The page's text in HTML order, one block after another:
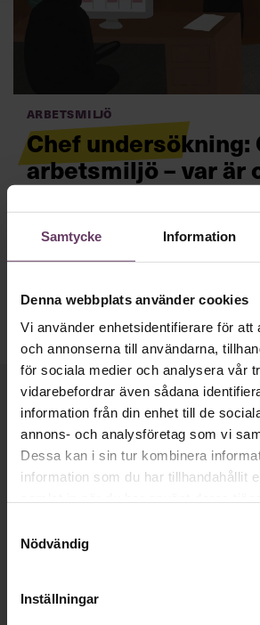
Samtycke Information
Denna webbplats använder cookies
Vi använder enhetsidentifierare för att
och annonserna till användarna,
för sociala medier och analysera vår
vidarebefordrar även sådana
information från din enhet till de
annons- och analysföretag som vi
Dessa kan i sin tur kombinera
information som du har tillhandahållit
Nödvändig
Inställningar
Logga in
Prenumerera
Arbetsmiljö
Chef undersökning:
arbetsmiljö – var är
chef?
Cheferna ger tummen upp till sin
Enda problemet? Stödet från den
Håll dig uppdaterad
Våra populära nyhetsbrev
vecka det bästa från
Chefakademin.
inspiration för dig som är
och/eller HR. Missa
prenumerera idag! Det är